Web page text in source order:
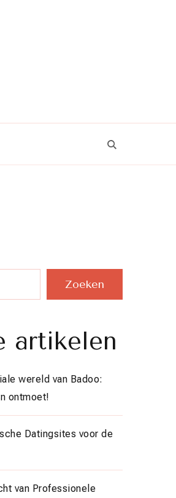
Zoeken
artikelen
wereld van Badoo:
ontmoet!
Datingsites voor de
van Professionele